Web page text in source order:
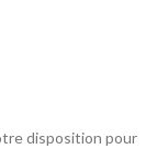
disposition pour